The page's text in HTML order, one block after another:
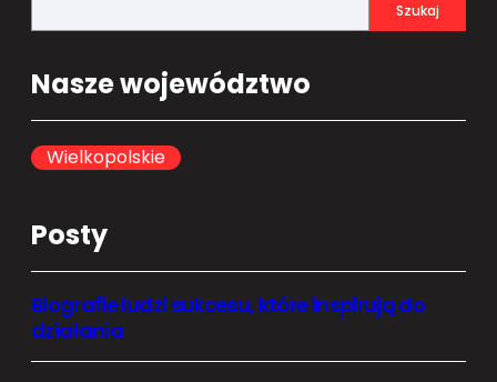
e
r
c
h
Szukaj
Nasze województwo
Wielkopolskie
Posty
Biografie ludzi sukcesu, które inspirują do
działania